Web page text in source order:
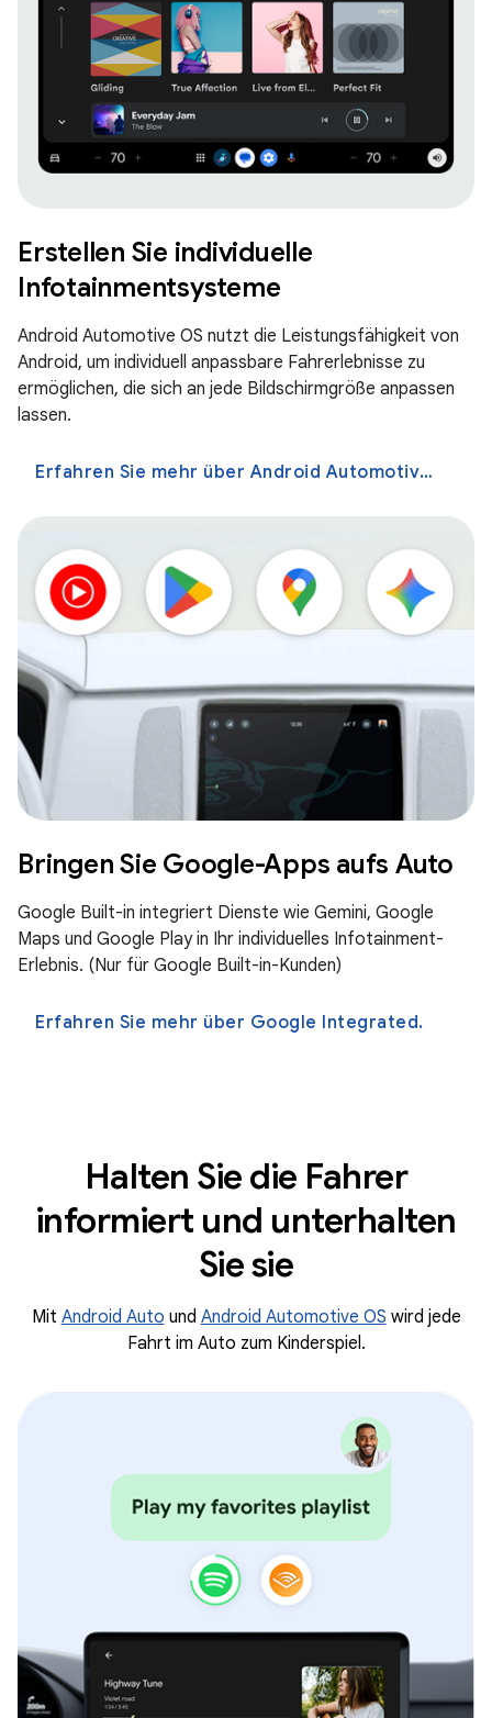
Erstellen Sie individuelle
Infotainmentsysteme
Android Automotive OS nutzt die Leistungsfähigkeit von
Android, um individuell anpassbare Fahrerlebnisse zu
ermöglichen, die sich an jede Bildschirmgröße anpassen
lassen.
Erfahren Sie mehr über Android Automotive OS
Bringen Sie Google-Apps aufs Auto
Google Built-in integriert Dienste wie Gemini, Google
Maps und Google Play in Ihr individuelles Infotainment-
Erlebnis. (Nur für Google Built-in-Kunden)
Erfahren Sie mehr über Google Integrated.
Halten Sie die Fahrer
informiert und unterhalten
Sie sie
Mit Android Auto und Android Automotive OS wird jede
Fahrt im Auto zum Kinderspiel.